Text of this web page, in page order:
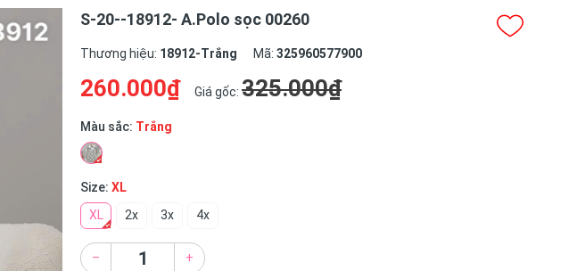
S-20--18912- A.Polo sọc 00260
Thương hiệu: 18912-Trắng Mã: 325960577900
260.000₫ Giá gốc: 325.000₫
Màu sắc: Trắng
Size: XL
XL
2x 3x 4x
– +